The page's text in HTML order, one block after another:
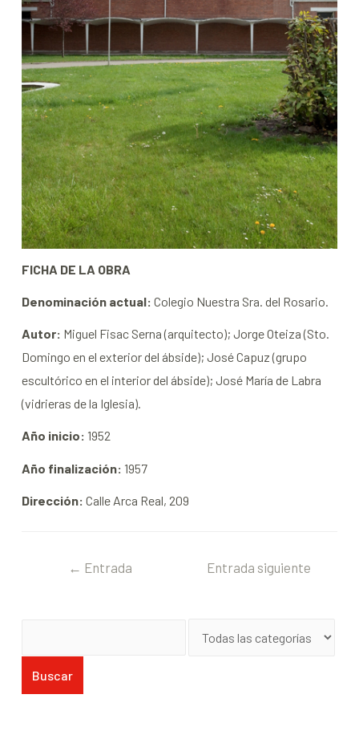
FICHA DE LA OBRA
Denominación actual: Colegio Nuestra Sra. del Rosario.
Autor: Miguel Fisac Serna (arquitecto); Jorge Oteiza (Sto.
Domingo en el exterior del ábside); José Capuz (grupo
escultórico en el interior del ábside); José María de Labra
(vidrieras de la Iglesia).
Año inicio: 1952
Año finalización: 1957
Dirección: Calle Arca Real, 209
← Entrada
Entrada siguiente